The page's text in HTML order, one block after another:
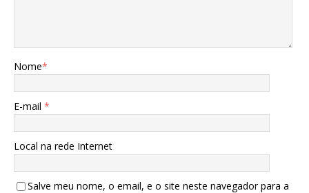
Nome*
E-mail *
Local na rede Internet
Salve meu nome, o email, e o site neste navegador para a